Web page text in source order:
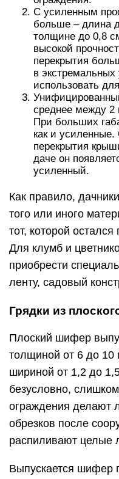
С усиленным
больше – длина
толщине до 0,8
высокой
перекрытия
в
использовать
среднее между
При больших
как и
перекрытия
даче он
усиленный.
Как правило,
того или иного
тот, которой
Для клумб и
приобрести
ленту, садовый
Грядки из
Плоский шифер
толщиной от 6 до
шириной от 1,2 до
безусловно,
ограждения делают
обрезков после
распиливают целые
Выпускается шифер